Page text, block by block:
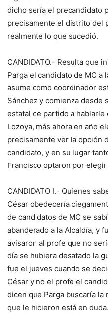
dicho sería el precandidato
precisamente el distrito del
realmente lo que sucedió.
CANDIDATO.- Resulta que
Parga el candidato de MC a
asume como coordinador
Sánchez y comienza desde
estatal de partido a hablarle
Lozoya, más ahora en año
precisamente ver la opción
candidato, y en su lugar
Francisco optaron por
CANDIDATO I.- Quienes
César obedecería
de candidatos de MC se
abanderado a la Alcaldía, y
avisaron al profe que no
día se hubiera desatado la
fue el jueves cuando se
César y no el profe el
dicen que Parga buscaría
que le hicieron está en duda.